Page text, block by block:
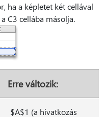
ha a képletet két cellával
C3 cellába másolja.
Erre változik:
$A$1 (a hivatkozás